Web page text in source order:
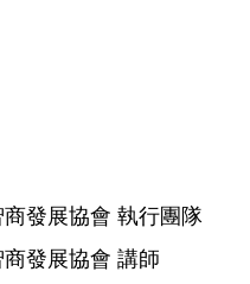
發展協會 執行團隊
發展協會 講師